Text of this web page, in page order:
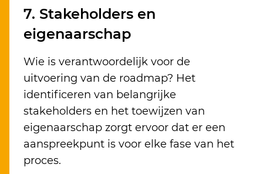
7. Stakeholders en
eigenaarschap
Wie is verantwoordelijk voor de
uitvoering van de roadmap? Het
identificeren van belangrijke
stakeholders en het toewijzen van
eigenaarschap zorgt ervoor dat er een
aanspreekpunt is voor elke fase van het
proces.